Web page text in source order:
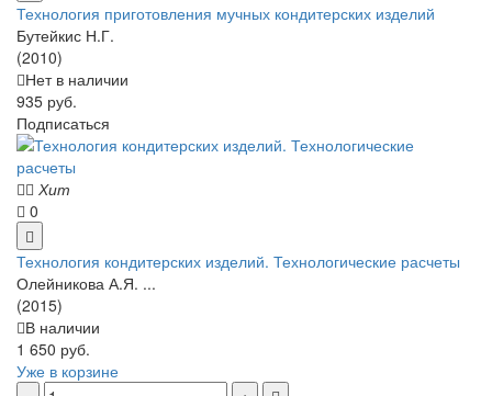
Технология приготовления мучных кондитерских изделий
Бутейкис Н.Г.
(2010)
Нет в наличии
935 руб.
Подписаться
Хит
0
Технология кондитерских изделий. Технологические расчеты
Олейникова А.Я. ...
(2015)
В наличии
1 650 руб.
Уже в корзине